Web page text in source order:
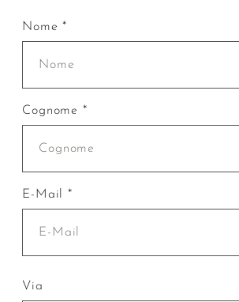
Nome *
Cognome *
E-Mail *
Via